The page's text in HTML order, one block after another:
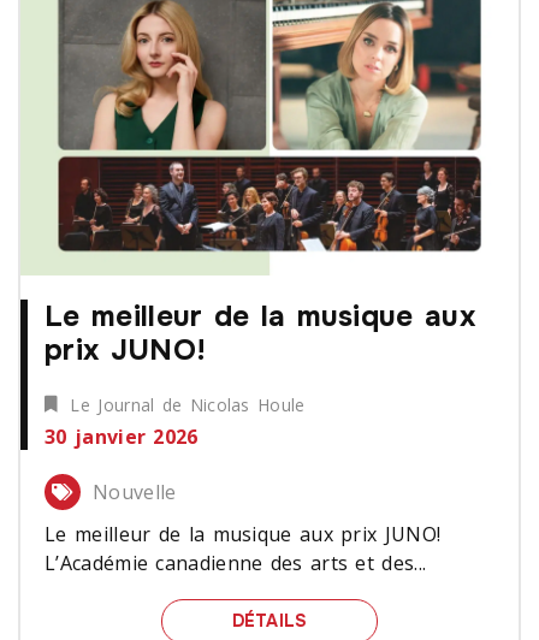
Le meilleur de la musique aux
prix JUNO!
Le Journal de Nicolas Houle
30 janvier 2026
Nouvelle
Le meilleur de la musique aux prix JUNO!
L’Académie canadienne des arts et des...
DÉTAILS LE MEILLEUR DE LA